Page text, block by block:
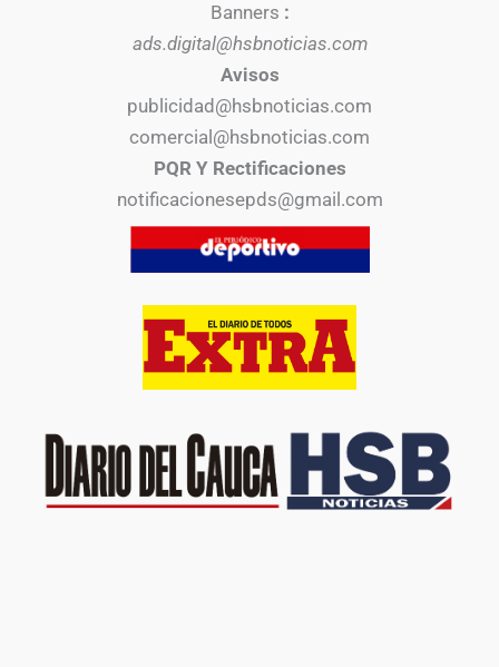
Banners :
ads.digital@hsbnoticias.com
Avisos
publicidad@hsbnoticias.com
comercial@hsbnoticias.com
PQR Y Rectificaciones
notificacionesepds@gmail.com